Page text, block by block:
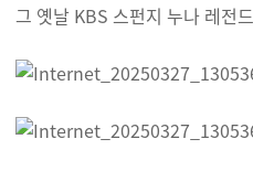
그 옛날 KBS 스펀지 누나 레전드